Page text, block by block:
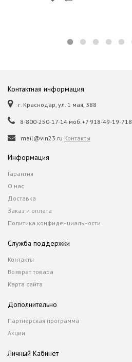
Контактная информация
г. Краснодар, ул. 1 мая, 388
8-800-250-17-14 моб.+7 918-49-19-718
mail@vin23.ru Контакты
Информация
Гарантия
О нас
Доставка
Заказ и оплата
Политика конфиденциальности
Служба поддержки
Контакты
Возврат товара
Карта сайта
Дополнительно
Партнерская программа
Акции
Личный Кабинет